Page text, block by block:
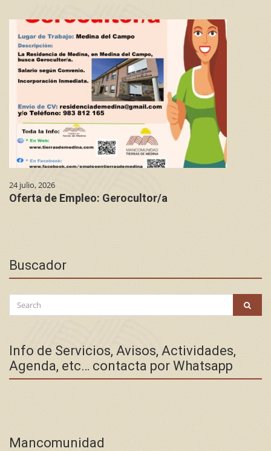
24 julio, 2026
Oferta de Empleo: Gerocultor/a
Buscador
for:
Info de Servicios, Avisos, Actividades,
Agenda, etc… contacta por Whatsapp
Mancomunidad